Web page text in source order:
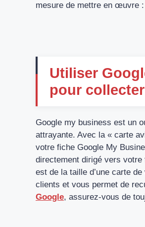
mesure de mettre en œuvre :
Utiliser
pour
Google my business est un
attrayante. Avec la « carte
votre fiche Google My
directement dirigé vers
est de la taille d’une carte
clients et vous permet de
Google, assurez-vous de